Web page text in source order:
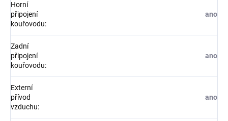
Horní
připojení
kouřovodu:
ano
Zadní
připojení
kouřovodu:
ano
Externí
přívod
vzduchu:
ano